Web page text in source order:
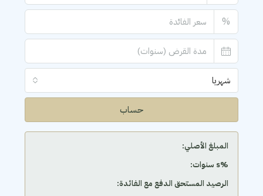
%
شهريا
حساب
المبلغ الأصلي:
‫%s سنوات:
الرصيد المستحق الدفع مع الفائدة: